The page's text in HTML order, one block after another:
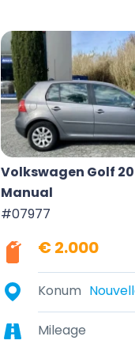
Volkswagen Golf
Manual
#07977
€ 2.000
Konum
Mileage